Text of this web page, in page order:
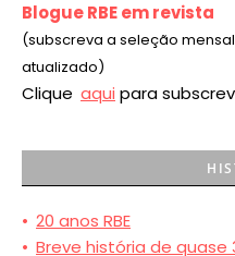
Blogue RBE em revista
(subscreva a seleção
atualizado)
Clique aqui para
• 20 anos RBE
• Breve história de quase